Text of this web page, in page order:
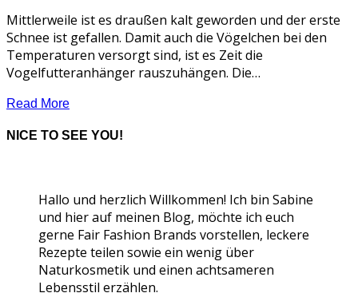
Mittlerweile ist es draußen kalt geworden und der erste
Schnee ist gefallen. Damit auch die Vögelchen bei den
Temperaturen versorgt sind, ist es Zeit die
Vogelfutteranhänger rauszuhängen. Die…
Read More
NICE TO SEE YOU!
Hallo und herzlich Willkommen! Ich bin Sabine
und hier auf meinen Blog, möchte ich euch
gerne Fair Fashion Brands vorstellen, leckere
Rezepte teilen sowie ein wenig über
Naturkosmetik und einen achtsameren
Lebensstil erzählen.